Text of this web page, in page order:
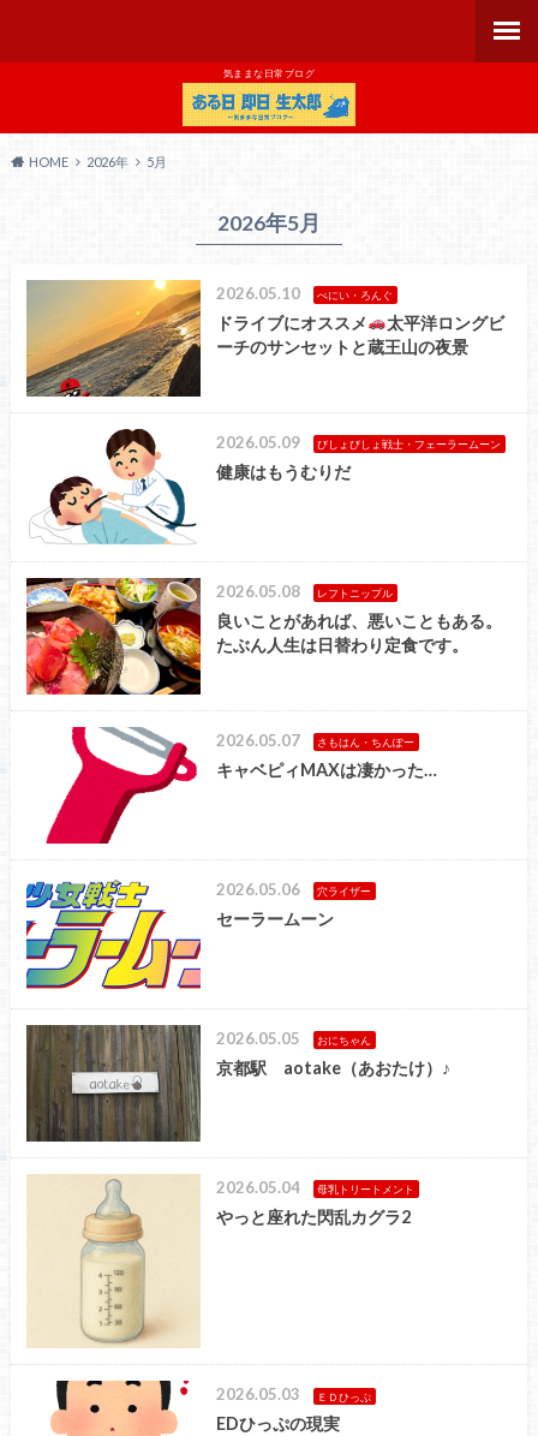
気ままな日常ブログ
HOME 2026年 5月
2026年5月
2026.05.10 ぺにい・ろんぐ
ドライブにオススメ
太平洋ロングビ
ーチのサンセットと蔵王山の夜景
2026.05.09 びしょびしょ戦士・フェーラームーン
健康はもうむりだ
2026.05.08 レフトニップル
良いことがあれば、悪いこともある。
たぶん人生は日替わり定食です。
2026.05.07 さもはん・ちんぽー
キャベピィMAXは凄かった…
2026.05.06 穴ライザー
セーラームーン
2026.05.05 おにちゃん
京都駅 aotake（あおたけ）♪
2026.05.04 母乳トリートメント
やっと座れた閃乱カグラ2
2026.05.03 ＥＤひっぷ
EDひっぷの現実